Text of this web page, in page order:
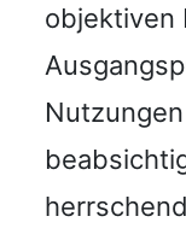
objektiven